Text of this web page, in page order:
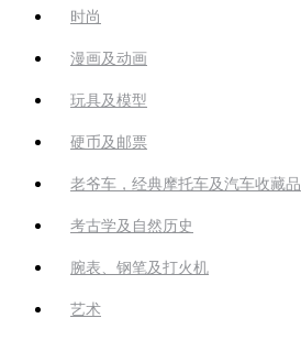
时尚
漫画及动画
玩具及模型
硬币及邮票
老爷车，经典摩托车及汽车收藏品
考古学及自然历史
腕表、钢笔及打火机
艺术